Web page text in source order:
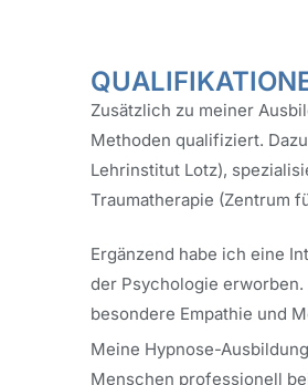
Zusätzlich zu meiner
Methoden qualifiziert.
Lehrinstitut Lotz),
Traumatherapie (Zentrum
Ergänzend habe ich eine
der Psychologie
besondere Empathie und
Meine Hypnose-
Menschen professionell